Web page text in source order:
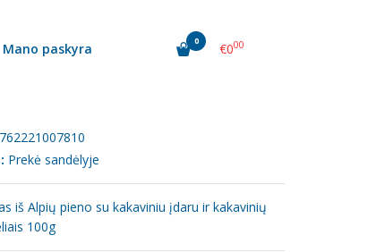
Mano paskyra 0 €000
762221007810
Prekė sandėlyje
iš Alpių pieno su kakaviniu įdaru ir kakavinių
100g